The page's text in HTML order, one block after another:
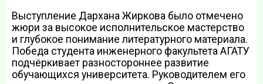
Выступление Дархана Жиркова было отмечено
жюри за высокое исполнительское мастерство
и глубокое понимание литературного материала.
Победа студента инженерного факультета АГАТУ
подчёркивает разностороннее развитие
обучающихся университета. Руководителем его